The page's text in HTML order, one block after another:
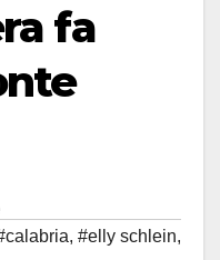
fa
, #elly schlein,